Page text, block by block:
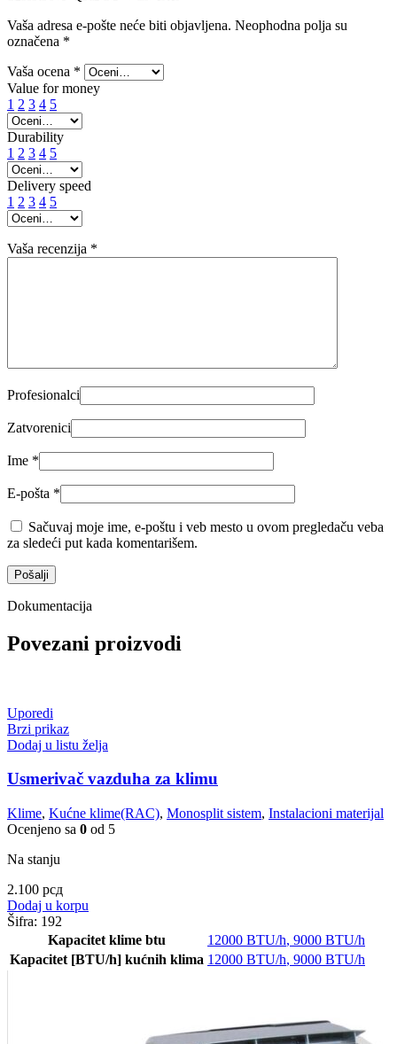
Vaša adresa e-pošte neće biti objavljena. Neophodna polja su
označena *
Vaša ocena *
Value for money
1 2 3 4 5
Durability
1 2 3 4 5
Delivery speed
1 2 3 4 5
Vaša recenzija *
Profesionalci
Zatvorenici
Ime *
E-pošta *
Sačuvaj moje ime, e-poštu i veb mesto u ovom pregledaču veba
za sledeći put kada komentarišem.
Dokumentacija
Povezani proizvodi
Uporedi
Brzi prikaz
Dodaj u listu želja
Usmerivač vazduha za klimu
Klime, Kućne klime(RAC), Monosplit sistem, Instalacioni materijal
Ocenjeno sa 0 od 5
Na stanju
2.100 рсд
Dodaj u korpu
Šifra: 192
Kapacitet klime btu
12000 BTU/h, 9000 BTU/h
Kapacitet [BTU/h] kućnih klima 12000 BTU/h, 9000 BTU/h